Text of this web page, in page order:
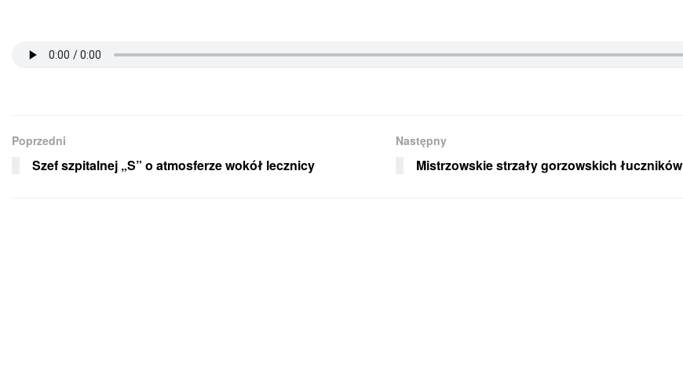
Poprzedni
Szef szpitalnej „S” o atmosferze wokół lecznicy
Następny
Mistrzowskie strzały gorzowskich łuczników